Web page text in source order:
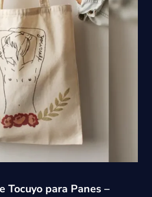
Tocuyo para Panes –